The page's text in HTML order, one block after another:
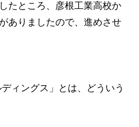
たところ、彦根工業高校か
ありましたので、進めさせ
ィングス」とは、どういう